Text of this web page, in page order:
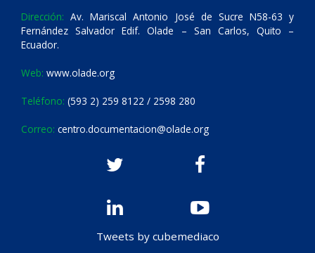
Dirección: Av. Mariscal Antonio José de Sucre N58-63 y
Fernández Salvador Edif. Olade – San Carlos, Quito –
Ecuador.
Web: www.olade.org
Teléfono: (593 2) 259 8122 / 2598 280
Correo: centro.documentacion@olade.org
Tweets by cubemediaco